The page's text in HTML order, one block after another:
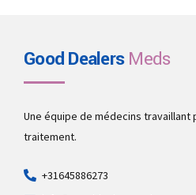
Good DealersMeds
Une équipe de médecins travaillant
traitement.
+31645886273